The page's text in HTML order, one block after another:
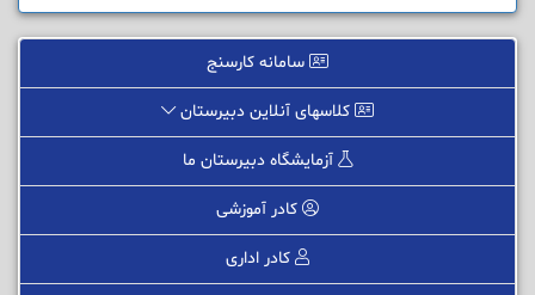
سامانه کارسنج
کلاسهای آنلاین دبیرستان
آزمایشگاه دبیرستان ما
کادر آموزشی
کادر اداری